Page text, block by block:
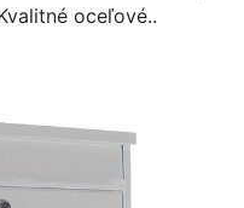
oceľové..